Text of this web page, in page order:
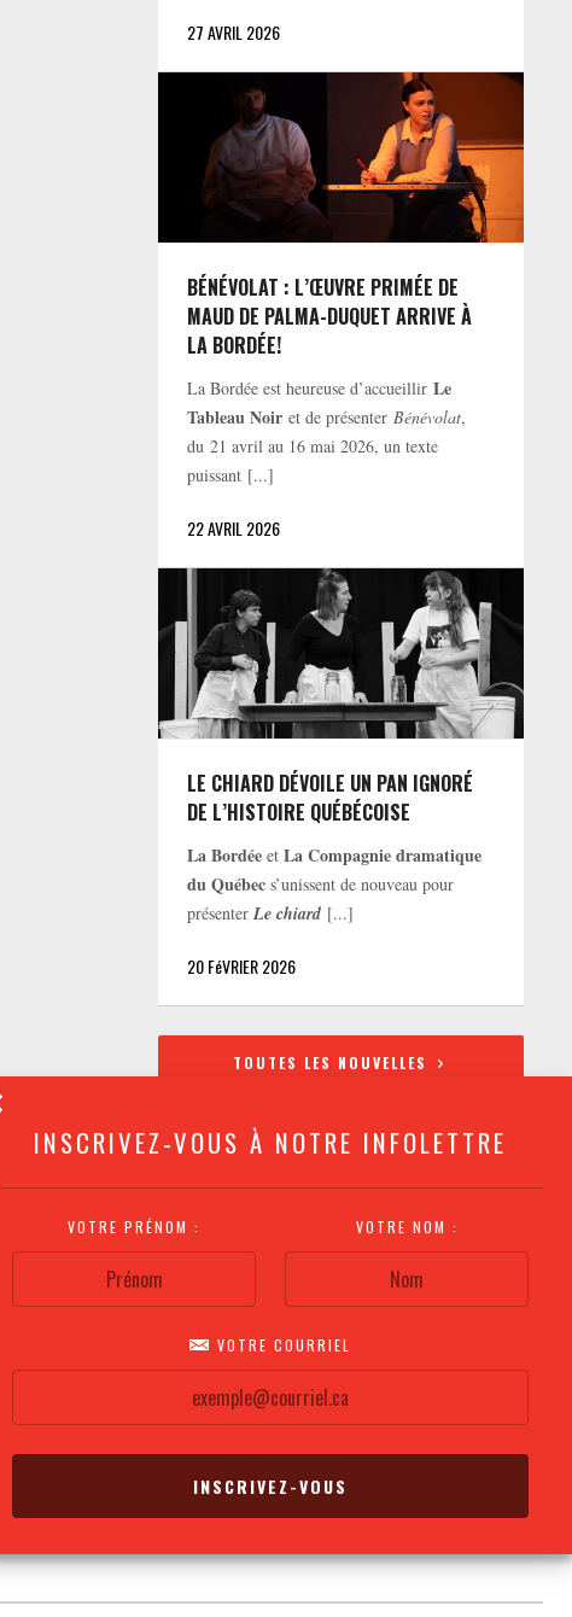
INSCRIVEZ-VOUS À NOTRE INFOLETTRE
VOTRE PRÉNOM : VOTRE NOM :
VOTRE COURRIEL
27 AVRIL 2026
BÉNÉVOLAT : L’ŒUVRE PRIMÉE DE
MAUD DE PALMA-DUQUET ARRIVE À
LA BORDÉE!
La Bordée est heureuse d’accueillirLe
Tableau Noir et de présenterBénévolat,
du 21 avril au 16 mai 2026, un texte
puissant [...]
22 AVRIL 2026
LE CHIARD DÉVOILE UN PAN IGNORÉ
DE L’HISTOIRE QUÉBÉCOISE
La Bordée etLa Compagnie dramatique
du Québec s’unissent de nouveau pour
présenterLe chiard [...]
20 FéVRIER 2026
TOUTES LES NOUVELLES